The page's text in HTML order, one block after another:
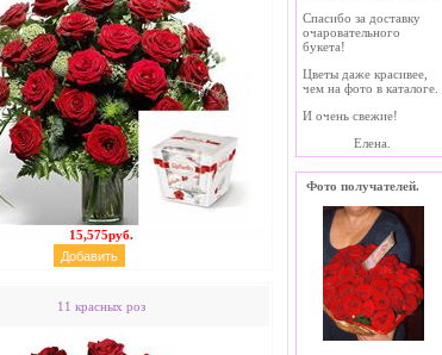
15,575руб.
11 красных роз
Спасибо за доставку
очаровательного
букета!
Цветы даже красивее,
чем на фото в каталоге.
И очень свежие!
Елена.
Фото получателей.